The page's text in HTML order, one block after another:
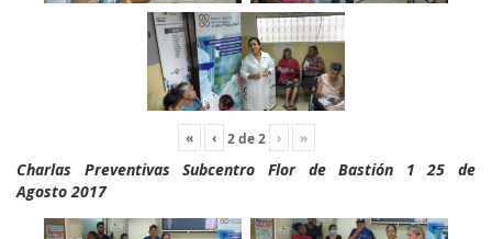
« ‹ 2de2 › »
Charlas Preventivas Subcentro Flor de Bastión 1 25 de
Agosto 2017